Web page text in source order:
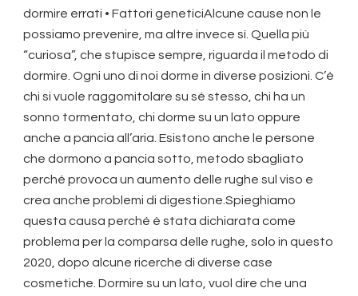
dormire errati • Fattori geneticiAlcune cause non le
possiamo prevenire, ma altre invece sì. Quella più
“curiosa”, che stupisce sempre, riguarda il metodo di
dormire. Ogni uno di noi dorme in diverse posizioni. C’è
chi si vuole raggomitolare su sé stesso, chi ha un
sonno tormentato, chi dorme su un lato oppure
anche a pancia all’aria. Esistono anche le persone
che dormono a pancia sotto, metodo sbagliato
perché provoca un aumento delle rughe sul viso e
crea anche problemi di digestione.Spieghiamo
questa causa perché è stata dichiarata come
problema per la comparsa delle rughe, solo in questo
2020, dopo alcune ricerche di diverse case
cosmetiche. Dormire su un lato, vuol dire che una